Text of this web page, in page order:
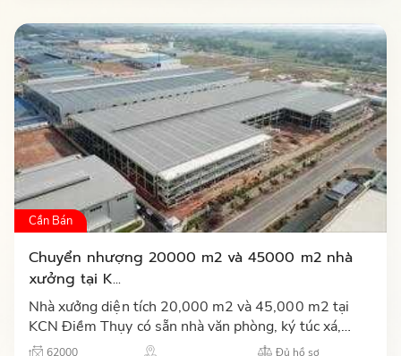
Cần Bán
Chuyển nhượng 20000 m2 và 45000 m2 nhà
xưởng tại K...
Nhà xưởng diện tích 20,000 m2 và 45,000 m2 tại
KCN Điềm Thụy có sẵn nhà văn phòng, ký túc xá,
căng tin, nhà bảo vệ, hệ thống PCCC và trạm điện
62000 Đủ hồ sơ